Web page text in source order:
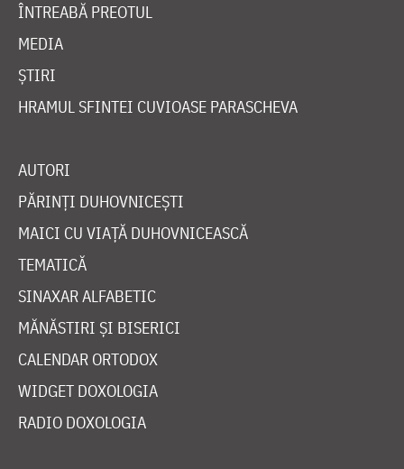
ÎNTREABĂ PREOTUL
MEDIA
ȘTIRI
HRAMUL SFINTEI CUVIOASE PARASCHEVA
AUTORI
PĂRINȚI DUHOVNICEȘTI
MAICI CU VIAȚĂ DUHOVNICEASCĂ
TEMATICĂ
SINAXAR ALFABETIC
MĂNĂSTIRI ȘI BISERICI
CALENDAR ORTODOX
WIDGET DOXOLOGIA
RADIO DOXOLOGIA